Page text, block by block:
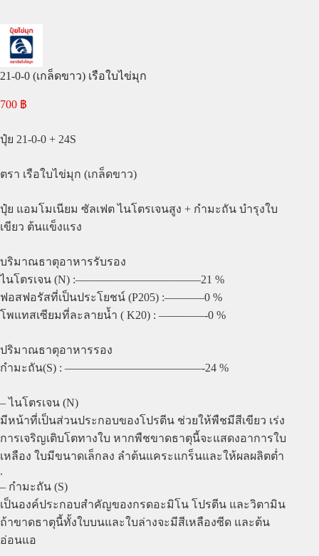
21-0-0 (เกล็ดขาว) เรือใบไข่มุก
700 ฿
ปุ๋ย 21-0-0 + 24S
ตรา เรือใบไข่มุก (เกล็ดขาว)
ปุ๋ย แอมโมเนียม ซัลเฟต ไนโตรเจนสูง + กำมะถัน บำรุงใบ
เขียว ต้นแข็งแรง
บริมาณธาตุอาหารรับรอง
ไนโตรเจน (N) :———————————21 %
ฟอสฟอรัสที่เป็นประโยชน์ (P205) :———–0 %
โพแทสเซียมที่ละลายน้ำ ( K20) : ————-0 %
ปริมาณธาตุอาหารรอง
กำมะถัน(S) : ————————————-24 %
– ไนโตรเจน (N)
มีหน้าที่เป็นส่วนประกอบของโปรตีน ช่วยให้พืชมีสีเขียว เร่ง
การเจริญเติบโตทางใบ หากพืชขาดธาตุนี้จะแสดงอาการใบ
เหลือง ใบมีขนาดเล็กลง ลำต้นแคระแกร็นและให้ผลผลิตต่ำ
.
– กำมะถัน (S)
เป็นองค์ประกอบสำคัญของกรดอะมิโน โปรตีน และวิตามิน
ถ้าขาดธาตุนี้ทั้งใบบนและใบล่างจะมีสีเหลืองซีด และต้น
อ่อนแอ